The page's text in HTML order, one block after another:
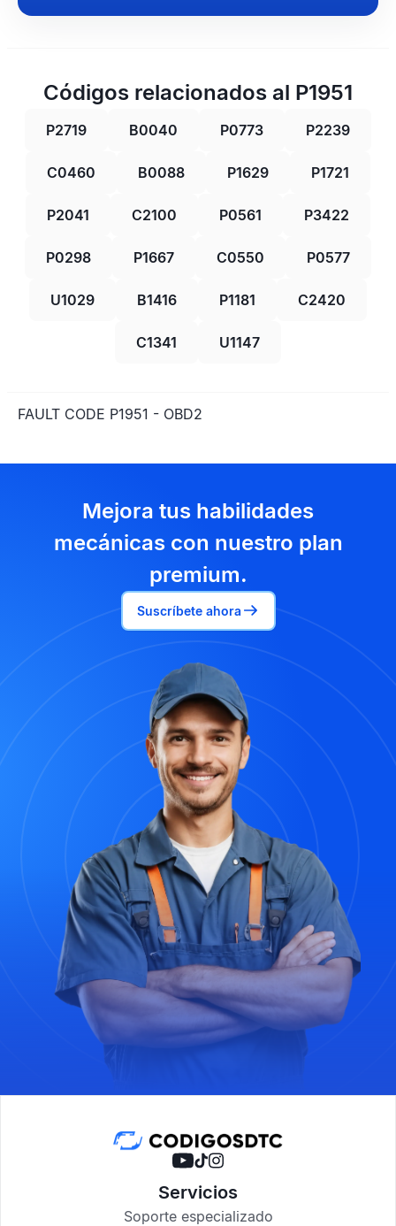
Códigos relacionados al P1951
P2719 B0040 P0773 P2239
C0460 B0088 P1629 P1721
P2041 C2100 P0561 P3422
P0298 P1667 C0550 P0577
U1029 B1416 P1181 C2420
C1341 U1147
FAULT CODE P1951 - OBD2
Mejora tus habilidades
mecánicas con nuestro plan
premium.
Suscríbete ahora
Servicios
Soporte especializado